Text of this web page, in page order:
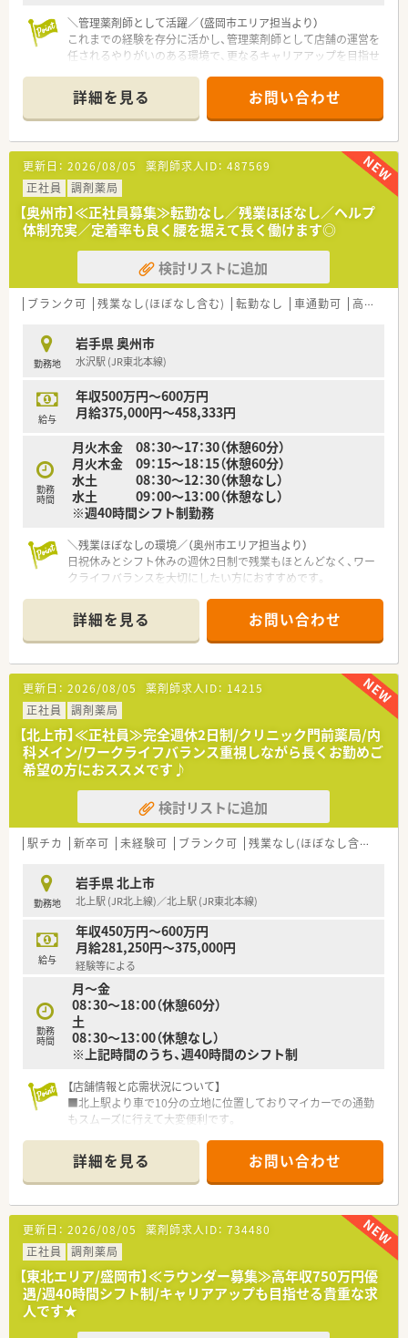
＼管理薬剤師として活躍／（盛岡市エリア担当より）
これまでの経験を存分に活かし、管理薬剤師として店舗の運営を
任されるやりがいのある環境で、更なるキャリアアップを目指せ
＊------------------------------------------＊
【店舗情報と応需状況について】
■仙北町駅から車で8分の場所に立地しており、毎日の通勤には
便利なマイカー通勤が可能な環境が整っている店舗です。
■皮膚科や内科をはじめとする複数科目を応需しており、1日あ
たり約30枚の処方箋に丁寧に対応している職場です。
■現在は常勤の薬剤師1名と非常勤の薬剤師1名が在籍してお
り、少人数で協力しながら日々の業務にあたっております。
【法人特徴について】
■グループ会社との連携により薬局の開業を行っており、門前ク
リニックのドクターと非常に良好な関係性を構築しています。
■社長は経営のプロフェッショナルとして会社を支えており、各
す。
■幅広い年齢層の社員が所属し、男女比のバランスも良く、風通
しの良い社風で定着率の高い安定した企業でございます。
【求人情報について】
■管理薬剤師の募集として、これまでのご経験をしっかりと評価
■給与体系は賞与を含まない年俸制を採用しており、ご自身のラ
イフスタイルに合わせて12分割か14分割を選択できます。
■日曜日と祝日が固定でお休みとなるほか、木曜日と土曜日は午
後がお休みとなり、無理なく働き続けられる勤務条件です。
詳細を見る お問い合わせ
更新日： 2026/08/05 薬剤師求人ID： 487569
正社員
調剤薬局
【奥州市】≪正社員募集≫転勤なし／残業ほぼなし／ヘルプ
体制充実／定着率も良く腰を据えて長く働けます◎
検討リストに追加
ブランク可 残業なし(ほぼなし含む) 転勤なし 車通勤可 高給与(600万円以上)
勤務地
岩手県 奥州市
水沢駅 (JR東北本線)
給与
年収500万円～600万円
月給375,000円～458,333円
勤務
時間
月火木金 08：30〜17：30（休憩60分）
月火木金 09：15～18：15（休憩60分）
水土 08：30〜12：30（休憩なし）
水土 09：00〜13：00（休憩なし）
※週40時間シフト制勤務
＼残業ほぼなしの環境／（奥州市エリア担当より）
日祝休みとシフト休みの週休2日制で残業もほとんどなく、ワー
クライフバランスを大切にしたい方におすすめです。
【店舗情報と応需状況について】
■水沢駅から車で6分ほどの場所に立地しており、マイカー通勤
が可能で毎日の通勤の負担を少なくすることができます。
■内科をはじめとする複数科目の処方箋を、1日あたり平均140
枚ほど応需している忙しくもやりがいのある職場です。
■薬剤師は常勤3名とパート4名が在籍し、医療事務3名と協力し
て日々の調剤業務をスムーズに進めている環境です。
【法人特徴について】
■地域に根ざした医療の提供を目指し、患者様一人ひとりに寄り
添った温かみのある薬局運営を大切にしている安定企業です。
■従業員が長く安心して働き続けられるように、産休や育休など
の福利厚生制度の充実を図ることに力を入れている法人です。
■関連会社との連携も行っており、地域の医療ネットワークに貢
【求人情報について】
■調剤経験がある方を対象とした正社員求人で、これまでの経験
やスキルを評価し年収500万円から600万円のご相談が可能で
す。
■日曜日と祝日に加えてシフトによる休日が設けられており、仕
事とプライベートの予定を調整しやすい勤務体系となっていま
す。
■転居を伴う就業をご検討の方には転居費補助や借上社宅制度
も用意されており、遠方からのご応募も安心して行える求人で
す。
詳細を見る お問い合わせ
更新日： 2026/08/05 薬剤師求人ID： 14215
正社員
調剤薬局
【北上市】≪正社員≫完全週休2日制/クリニック門前薬局/内
科メイン/ワークライフバランス重視しながら長くお勤めご
希望の方におススメです♪
検討リストに追加
駅チカ 新卒可 未経験可 ブランク可 残業なし(ほぼなし含む)
勤務地
岩手県 北上市
北上駅 (JR北上線)／北上駅 (JR東北本線)
給与
年収450万円～600万円
月給281,250円～375,000円
経験等による
勤務
時間
月～金
08：30～18：00（休憩60分）
土
08：30～13：00（休憩なし）
※上記時間のうち、週40時間のシフト制
【店舗情報と応需状況について】
■北上駅より車で10分の立地に位置しておりマイカーでの通勤
もスムーズに行えて大変便利です。
対応し経験を積むことができます。
■現場では薬剤師5名と事務3名が在籍しており手厚い人数体制
で安心して業務に臨めます。
【法人特徴について】
■岩手県を中心に40店舗を展開しており地域密着の薬局作りを
運営方針に掲げている企業です。
■地域生活に溶け込み患者様からいつでも頼りにされる存在を
目指して店舗展開を進めています。
■バリアフリー設備の充実や環境に調和した店舗デザインなど
訪れやすい空間づくりを行っています。
詳細を見る お問い合わせ
更新日： 2026/08/05 薬剤師求人ID： 734480
正社員
調剤薬局
【東北エリア/盛岡市】≪ラウンダー募集≫高年収750万円優
遇/週40時間シフト制/キャリアアップも目指せる貴重な求
人です★